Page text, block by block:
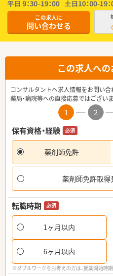
この求人に
問い合わせる
この求人へ
コンサルタントへ求人情報をお問い合
薬局・病院等への直接応募ではござい
1 2
保有資格・経験
必須
薬剤師免許
薬剤師免許取得
転職時期 必須
1ヶ月以内
6ヶ月以内
※ダブルワークをお考えの方は、就業開始時